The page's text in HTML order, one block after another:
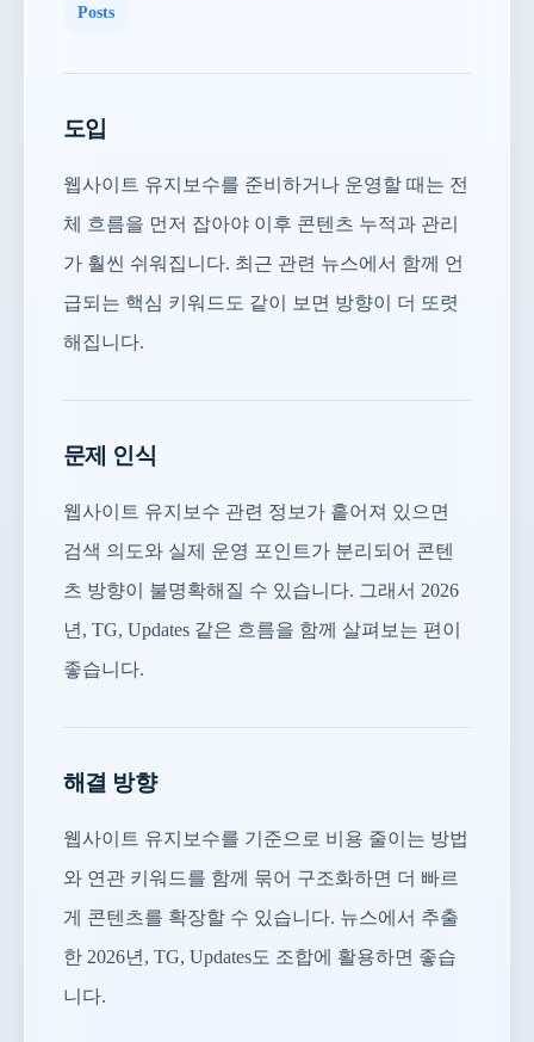
Posts
도입
웹사이트 유지보수를 준비하거나 운영할 때는 전
체 흐름을 먼저 잡아야 이후 콘텐츠 누적과 관리
가 훨씬 쉬워집니다. 최근 관련 뉴스에서 함께 언
급되는 핵심 키워드도 같이 보면 방향이 더 또렷
해집니다.
문제 인식
웹사이트 유지보수 관련 정보가 흩어져 있으면
검색 의도와 실제 운영 포인트가 분리되어 콘텐
츠 방향이 불명확해질 수 있습니다. 그래서 2026
년, TG, Updates 같은 흐름을 함께 살펴보는 편이
좋습니다.
해결 방향
웹사이트 유지보수를 기준으로 비용 줄이는 방법
와 연관 키워드를 함께 묶어 구조화하면 더 빠르
게 콘텐츠를 확장할 수 있습니다. 뉴스에서 추출
한 2026년, TG, Updates도 조합에 활용하면 좋습
니다.